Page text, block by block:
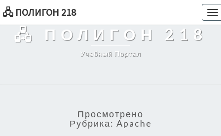
🖧 ПОЛИГОН 218
🖧 ПОЛИГОН 218
Учебный Портал
Просмотрено
Рубрика: Apache